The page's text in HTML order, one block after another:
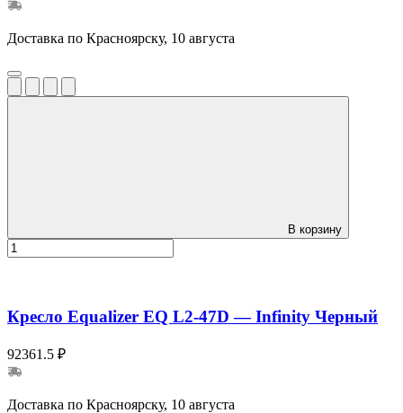
Доставка по Красноярску, 10 августа
В корзину
Кресло Equalizer EQ L2-47D — Infinity Черный
92361.5 ₽
Доставка по Красноярску, 10 августа